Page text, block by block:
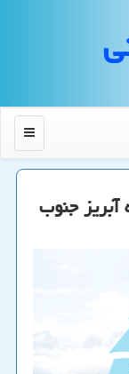
منو
آبریز جنوب